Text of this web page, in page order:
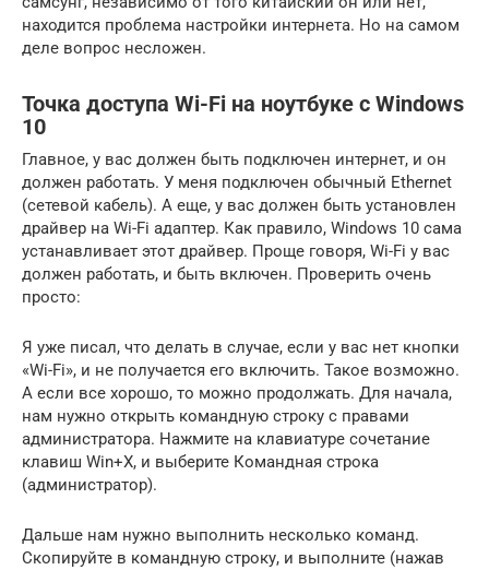
находится проблема настройки интернета. Но на самом
деле вопрос несложен.
Точка доступа Wi-Fi на ноутбуке с Windows
10
Главное, у вас должен быть подключен интернет, и он
должен работать. У меня подключен обычный Ethernet
(сетевой кабель). А еще, у вас должен быть установлен
драйвер на Wi-Fi адаптер. Как правило, Windows 10 сама
устанавливает этот драйвер. Проще говоря, Wi-Fi у вас
должен работать, и быть включен. Проверить очень
просто:
Я уже писал, что делать в случае, если у вас нет кнопки
«Wi-Fi», и не получается его включить. Такое возможно.
А если все хорошо, то можно продолжать. Для начала,
нам нужно открыть командную строку с правами
администратора. Нажмите на клавиатуре сочетание
клавиш Win+X, и выберите Командная строка
(администратор).
Дальше нам нужно выполнить несколько команд.
Скопируйте в командную строку, и выполните (нажав